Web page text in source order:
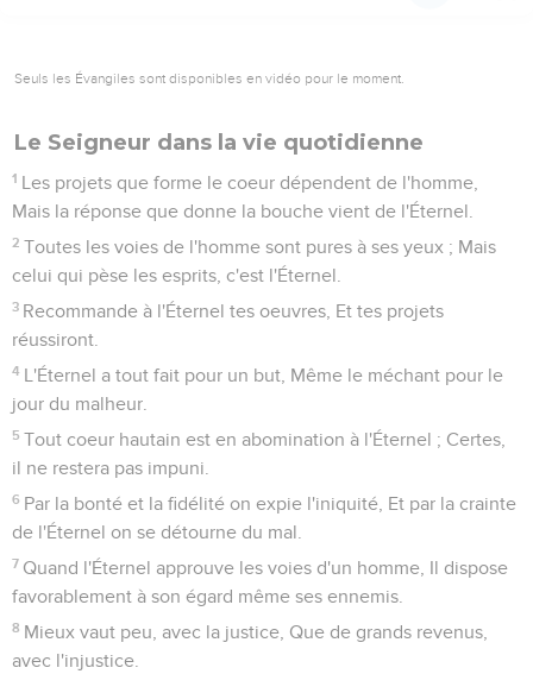
Seuls les Évangiles sont disponibles en vidéo pour le moment.
Le Seigneur dans la vie quotidienne
1 Les projets que forme le coeur dépendent de l'homme,
Mais la réponse que donne la bouche vient de l'Éternel.
2 Toutes les voies de l'homme sont pures à ses yeux ; Mais
celui qui pèse les esprits, c'est l'Éternel.
3 Recommande à l'Éternel tes oeuvres, Et tes projets
réussiront.
4 L'Éternel a tout fait pour un but, Même le méchant pour le
jour du malheur.
5 Tout coeur hautain est en abomination à l'Éternel ; Certes,
il ne restera pas impuni.
6 Par la bonté et la fidélité on expie l'iniquité, Et par la crainte
de l'Éternel on se détourne du mal.
7 Quand l'Éternel approuve les voies d'un homme, Il dispose
favorablement à son égard même ses ennemis.
8 Mieux vaut peu, avec la justice, Que de grands revenus,
avec l'injustice.